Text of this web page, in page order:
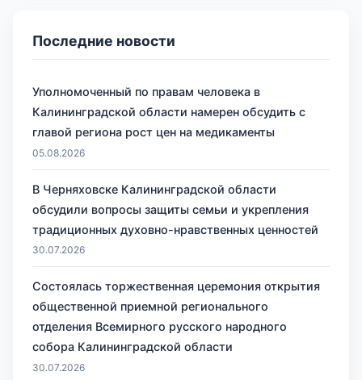
Последние новости
Уполномоченный по правам человека в
Калининградской области намерен обсудить с
главой региона рост цен на медикаменты
05.08.2026
В Черняховске Калининградской области
обсудили вопросы защиты семьи и укрепления
традиционных духовно-нравственных ценностей
30.07.2026
Состоялась торжественная церемония открытия
общественной приемной регионального
отделения Всемирного русского народного
собора Калининградской области
30.07.2026